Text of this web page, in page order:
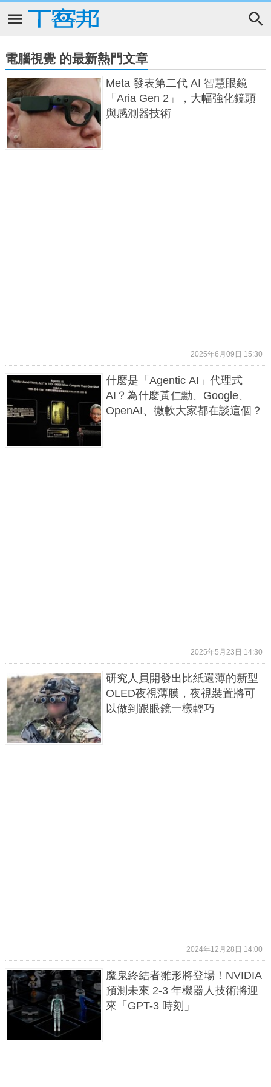
電腦視覺 的最新熱門文章
Meta 發表第二代 AI 智慧眼鏡
「Aria Gen 2」，大幅強化鏡頭
與感測器技術
2025年6月09日 15:30
什麼是「Agentic AI」代理式
AI？為什麼黃仁勳、Google、
OpenAI、微軟大家都在談這個？
2025年5月23日 14:30
研究人員開發出比紙還薄的新型
OLED夜視薄膜，夜視裝置將可
以做到跟眼鏡一樣輕巧
2024年12月28日 14:00
魔鬼終結者雛形將登場！NVIDIA
預測未來 2-3 年機器人技術將迎
來「GPT-3 時刻」